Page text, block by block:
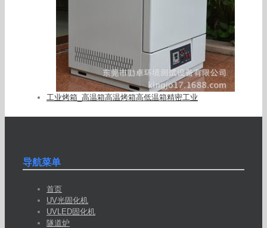
工业烤箱_高温箱高温烤箱高低温箱精密工业
导航菜单
首页
UV光固化机
UVLED固化机
隧道炉